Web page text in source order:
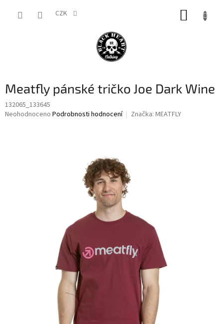
CZK
Meatfly pánské tričko Joe Dark Wine
132065_133645
Průměrné
Neohodnoceno Podrobnosti hodnocení Značka: MEATFLY